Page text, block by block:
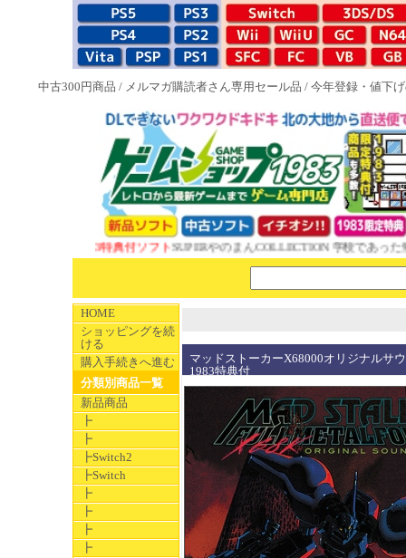
中古300円商品 / メルマガ購読者さん専用セール品 / 今年登録・値下
1983特典付ソフトSUPERやのまんCOLLECTION 学校であった怖い話
HOME
ショッピングを続
ける
購入手続きへ進む
分類別商品一覧
新品商品
┣
┣
┣Switch2
┣Switch
┣
┣
┣
┣
マッドストーカーX68000オリジナルサ
1983特典付